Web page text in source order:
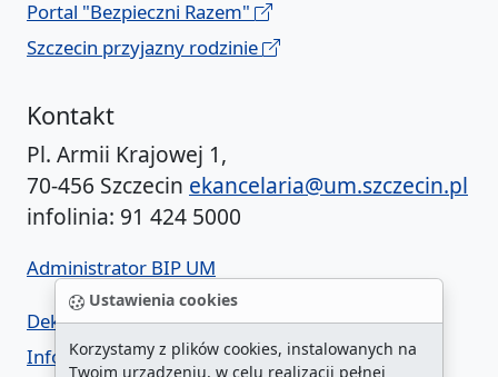
Ustawienia cookies
Korzystamy z plików cookies, instalowanych na
Twoim urządzeniu, w celu realizacji pełnej
Portal "Bezpieczni Razem"
Szczecin przyjazny rodzinie
Kontakt
Pl. Armii Krajowej 1,
70-456 Szczecin ekancelaria@um.szczecin.pl
infolinia: 91 424 5000
Administrator BIP UM
Deklaracja dostępności
Informacja o urzędzie w ETR